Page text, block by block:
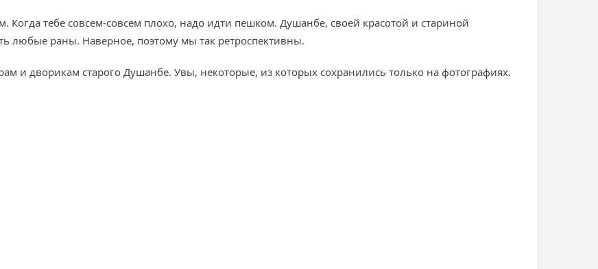
тебе совсем-совсем плохо, надо идти пешком. Душанбе, своей красотой и стариной
любые раны. Наверное, поэтому мы так ретроспективны.
и дворикам старого Душанбе. Увы, некоторые, из которых сохранились только на фотографиях.